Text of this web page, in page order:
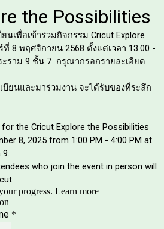
the Possibilities
เพื่อเข้าร่วมกิจกรรม Cricut Explore
ที่ 8 พฤศจิกายน 2568 ตั้งแต่เวลา 13.00 -
ราม 9 ชั้น 7 กรุณากรอกรายละเอียด
บียนและมาร่วมงาน จะได้รับของที่ระลึก
the Cricut Explore the Possibilities
8, 2025 from 1:00 PM - 4:00 PM at
9.
who join the event in person will
progress. Learn more
*